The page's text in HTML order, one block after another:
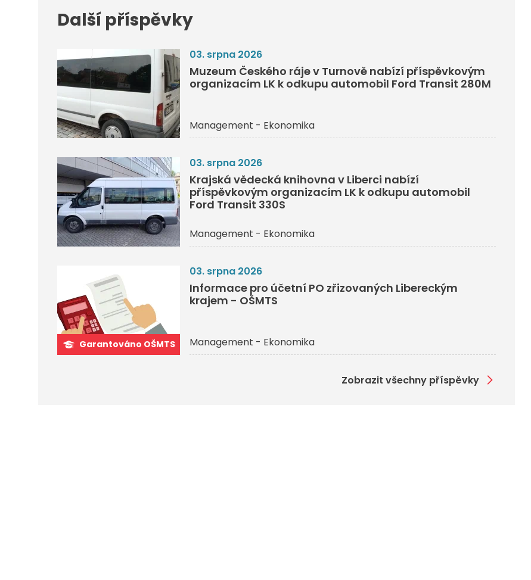
Další příspěvky
03. srpna 2026
Muzeum Českého ráje v Turnově nabízí příspěvkovým
organizacím LK k odkupu automobil Ford Transit 280M
Management - Ekonomika
03. srpna 2026
Krajská vědecká knihovna v Liberci nabízí
příspěvkovým organizacím LK k odkupu automobil
Ford Transit 330S
Management - Ekonomika
Garantováno OŠMTS
03. srpna 2026
Informace pro účetní PO zřizovaných Libereckým
krajem - OŠMTS
Management - Ekonomika
Zobrazit všechny příspěvky